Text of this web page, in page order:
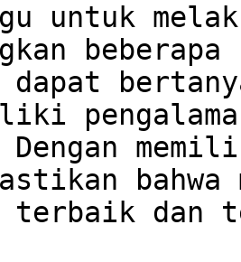
untuk
dapat
terbaik dan